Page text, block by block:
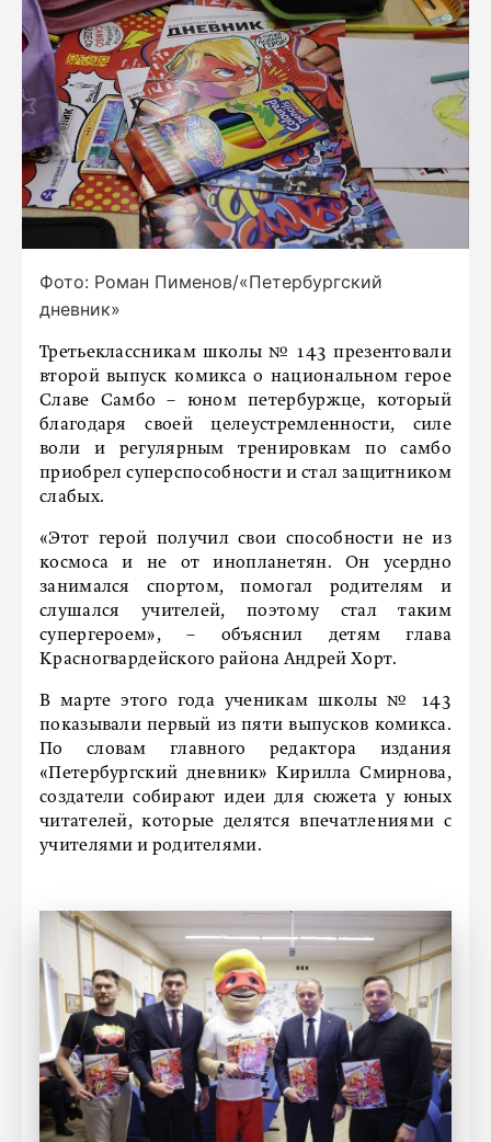
Фото: Роман Пименов/«Петербургский
дневник»
Третьеклассникам школы № 143 презентовали
второй выпуск комикса о национальном герое
Славе Самбо – юном петербуржце, который
благодаря своей целеустремленности, силе
воли и регулярным тренировкам по самбо
приобрел суперспособности и стал защитником
слабых.
«Этот герой получил свои способности не из
космоса и не от инопланетян. Он усердно
занимался спортом, помогал родителям и
слушался учителей, поэтому стал таким
супергероем», – объяснил детям глава
Красногвардейского района Андрей Хорт.
В марте этого года ученикам школы № 143
показывали первый из пяти выпусков комикса.
По словам главного редактора издания
«Петербургский дневник» Кирилла Смирнова,
создатели собирают идеи для сюжета у юных
читателей, которые делятся впечатлениями с
учителями и родителями.